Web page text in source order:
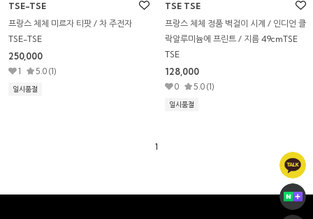
TSE-TSE
프랑스 체체 미르자 티팟 / 차 주전자
TSE-TSE
250,000
1 5.0 (1)
일시품절
TSE TSE
프랑스 체체 정품 벽걸이 시계 / 인디언 클
락알루미늄에 프린트 / 지름 49cmTSE
TSE
128,000
0 5.0 (1)
일시품절
1